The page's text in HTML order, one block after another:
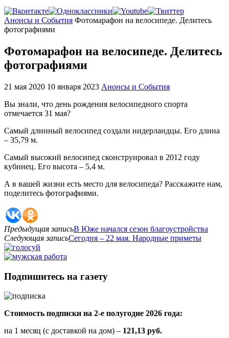
Главная
Анонсы и События Фотомарафон на велосипеде. Делитесь
фотографиями
Фотомарафон на велосипеде. Делитесь
фотографиями
21 мая 2020 10 января 2023 Анонсы и События
Вы знали, что день рождения велосипедного спорта
отмечается 31 мая?
Самый длинный велосипед создали нидерландцы. Его длина
– 35,79 м.
Самый высокий велосипед сконструировал в 2012 году
кубинец. Его высота – 5,4 м.
А в вашей жизни есть место для велосипеда? Расскажите нам,
поделитесь фотографиями.
Предыдущая записьВ Юже начался сезон благоустройства
Следующая записьСегодня – 22 мая. Народные приметы
Подпишитесь на газету
Стоимость подписки на 2-е полугодие 2026 года:
на 1 месяц (с доставкой на дом) – 121,13 руб.